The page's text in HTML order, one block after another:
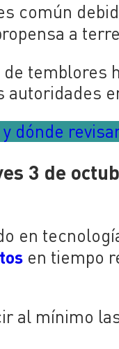
común
a
temblores
autoridades
dónde
3 de
en
en tiempo
al mínimo